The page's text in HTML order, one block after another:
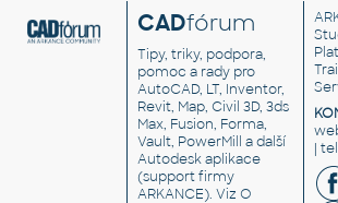
CADfórum
Tipy, triky, podpora,
pomoc a rady pro
AutoCAD, LT, Inventor,
Revit, Map, Civil 3D, 3ds
Max, Fusion, Forma,
Vault, PowerMill a další
Autodesk aplikace
(support firmy
ARKANCE). VizO
|